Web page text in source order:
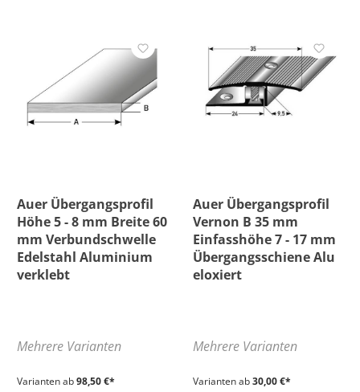
Auer Übergangsprofil
Höhe 5 - 8 mm Breite 60
mm Verbundschwelle
Edelstahl Aluminium
verklebt
Mehrere Varianten
Varianten ab98,50 €*
Auer Übergangsprofil
Vernon B 35 mm
Einfasshöhe 7 - 17 mm
Übergangsschiene Alu
eloxiert
Mehrere Varianten
Varianten ab30,00 €*